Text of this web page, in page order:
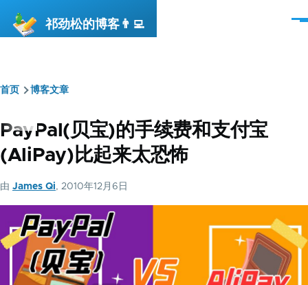
祁劲松的博客👨‍💻
菜
面
包
屑
首页 博客文章
PayPal(贝宝)的手续费和支付宝
(AliPay)比起来太恐怖
由 James Qi, 2010年12月6日